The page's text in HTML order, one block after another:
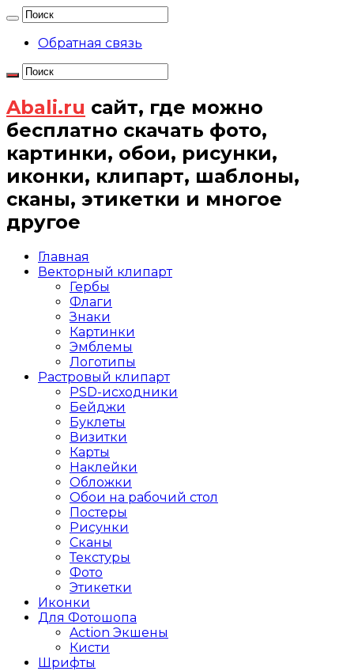
Обратная связь
Abali.ru сайт, где можно
бесплатно скачать фото,
картинки, обои, рисунки,
иконки, клипарт, шаблоны,
сканы, этикетки и многое
другое
Главная
Векторный клипарт
Гербы
Флаги
Знаки
Картинки
Эмблемы
Логотипы
Растровый клипарт
PSD-исходники
Бейджи
Буклеты
Визитки
Карты
Наклейки
Обложки
Обои на рабочий стол
Постеры
Рисунки
Сканы
Текстуры
Фото
Этикетки
Иконки
Для Фотошопа
Action Экшены
Кисти
Шрифты